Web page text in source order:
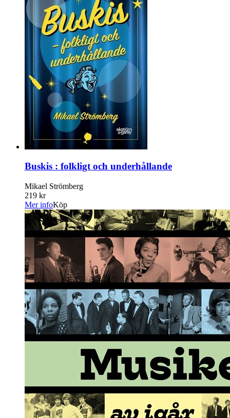
Buskis : folkligt och underhållande
Mikael Strömberg
219 kr
Mer infoKöp